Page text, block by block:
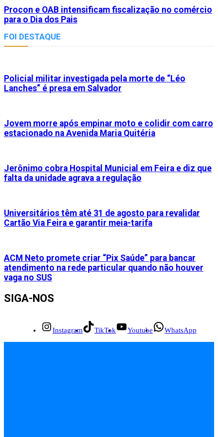
Procon e OAB intensificam fiscalização no comércio
para o Dia dos Pais
FOI DESTAQUE
Policial militar investigada pela morte de “Léo
Lanches” é presa em Salvador
Jovem morre após empinar moto e colidir com carro
estacionado na Avenida Maria Quitéria
Jerônimo cobra Hospital Municial em Feira e diz que
falta da unidade agrava a regulação
Universitários têm até 31 de agosto para revalidar
Cartão Via Feira e garantir meia-tarifa
ACM Neto promete criar “Pix Saúde” para bancar
atendimento na rede particular quando não houver
vaga no SUS
SIGA-NOS
Instagram TikTok Youtube WhatsApp